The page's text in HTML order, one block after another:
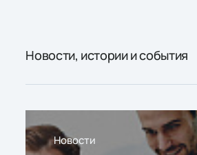
Новости, истории и события
Новости